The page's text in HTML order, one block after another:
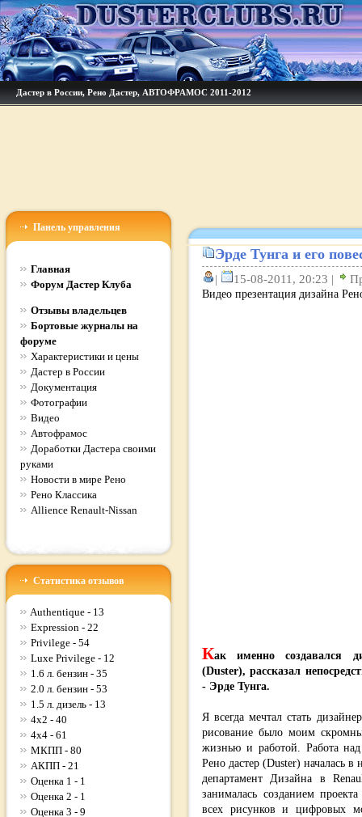
Дастер в России, Рено Дастер, АВТОФРАМОС 2011-2012
Панель управления
Главная
Форум Дастер Клуба
Отзывы владельцев
Бортовые журналы на
форуме
Характеристики и цены
Дастер в России
Документация
Фотографии
Видео
Автофрамос
Доработки Дастера своими
руками
Новости в мире Рено
Рено Классика
Allience Renault-Nissan
Статистика отзывов
Authentique - 13
Expression - 22
Privilege - 54
Luxe Privilege - 12
1.6 л. бензин - 35
2.0 л. бензин - 53
1.5 л. дизель - 13
4x2 - 40
4x4 - 61
МКПП - 80
АКПП - 21
Оценка 1 - 1
Оценка 2 - 1
Оценка 3 - 9
Эрде Тунга и его
| 15-08-2011, 20:23 |
Видео презентация дизайна
Как именно создавался
(Duster), рассказал
- Эрде Тунга.
Я всегда мечтал стать
рисование было моим
жизнью и работой. Работа
Рено дастер (Duster) началась в
департамент Дизайна в
занималась созданием
всех рисунков и цифровых